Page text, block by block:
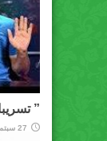
”
27 سبتمبر، 2019